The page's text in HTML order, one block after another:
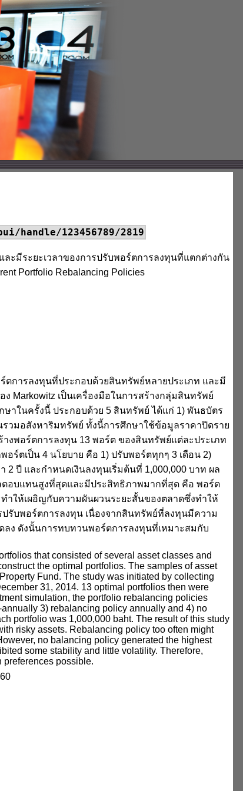
handle/123456789/2819
ะมีระยะเวลาของการปรับพอร์ตการลงทุนที่แตกต่างกัน
Portfolio Rebalancing Policies
ตการลงทุนที่ประกอบด้วยสินทรัพย์หลายประเภท และมี
Markowitz เป็นเครื่องมือในการสร้างกลุ่มสินทรัพย์
าในครั้งนี้ ประกอบด้วย 5 สินทรัพย์ ได้แก่ 1) พันธบัตร
รวมอสังหาริมทรัพย์ ทั้งนี้การศึกษาใช้ข้อมูลราคาปิดราย
งพอร์ตการลงทุน 13 พอร์ต ของสินทรัพย์แต่ละประเภท
ร์ตเป็น 4 นโยบาย คือ 1) ปรับพอร์ตทุกๆ 3 เดือน 2)
2 ปี และกำหนดเงินลงทุนเริ่มต้นที่ 1,000,000 บาท ผล
อบแทนสูงที่สุดและมีประสิทธิภาพมากที่สุด คือ พอร์ต
ำให้เผอิญกับความผันผวนระยะสั้นของตลาดซึ่งทำให้
รับพอร์ตการลงทุน เนื่องจากสินทรัพย์ที่ลงทุนมีความ
ง ดังนั้นการทบทวนพอร์ตการลงทุนที่เหมาะสมกับ
that consisted of several asset classes and
the optimal portfolios. The samples of asset
Fund. The study was initiated by collecting
31, 2014. 13 optimal portfolios then were
simulation, the portfolio rebalancing policies
3) rebalancing policy annually and 4) no
portfolio was 1,000,000 baht. The result of this study
risky assets. Rebalancing policy too often might
no balancing policy generated the highest
some stability and little volatility. Therefore,
preferences possible.